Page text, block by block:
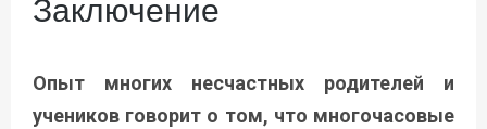
Заключение
Опыт многих несчастных родителей и
учеников говорит о том, что многочасовые